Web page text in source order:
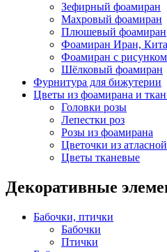
Зефирный фоамиран
Махровый фоамиран
Плюшевый фоамиран
Фоамиран Иран,
Фоамиран с рисунком
Шёлковый фоамиран
Фурнитура для бижутерии
Цветы из фоамирана и
Головки розы
Лепестки роз
Розы из фоамирана
Цветочки из
Цветы тканевые
Декоративные
Бабочки, птички
Бабочки
Птички